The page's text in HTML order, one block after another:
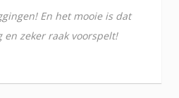
En het mooie is dat
zeker raak voorspelt!